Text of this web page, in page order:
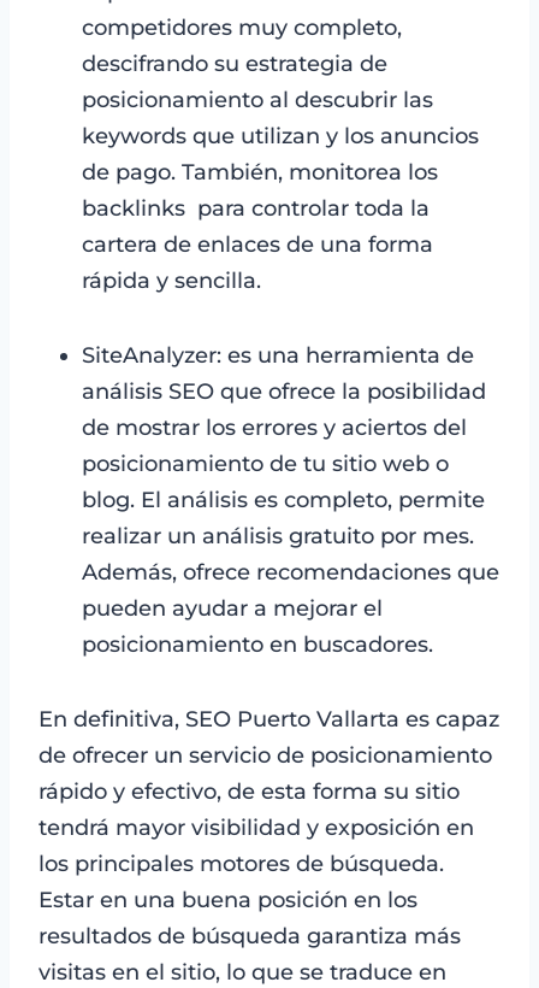
competidores muy completo,
descifrando su estrategia de
posicionamiento al descubrir las
keywords que utilizan y los anuncios
de pago. También, monitorea los
backlinks para controlar toda la
cartera de enlaces de una forma
rápida y sencilla.
SiteAnalyzer: es una herramienta de
análisis SEO que ofrece la posibilidad
de mostrar los errores y aciertos del
posicionamiento de tu sitio web o
blog. El análisis es completo, permite
realizar un análisis gratuito por mes.
Además, ofrece recomendaciones que
pueden ayudar a mejorar el
posicionamiento en buscadores.
En definitiva, SEO Puerto Vallarta es capaz
de ofrecer un servicio de posicionamiento
rápido y efectivo, de esta forma su sitio
tendrá mayor visibilidad y exposición en
los principales motores de búsqueda.
Estar en una buena posición en los
resultados de búsqueda garantiza más
visitas en el sitio, lo que se traduce en